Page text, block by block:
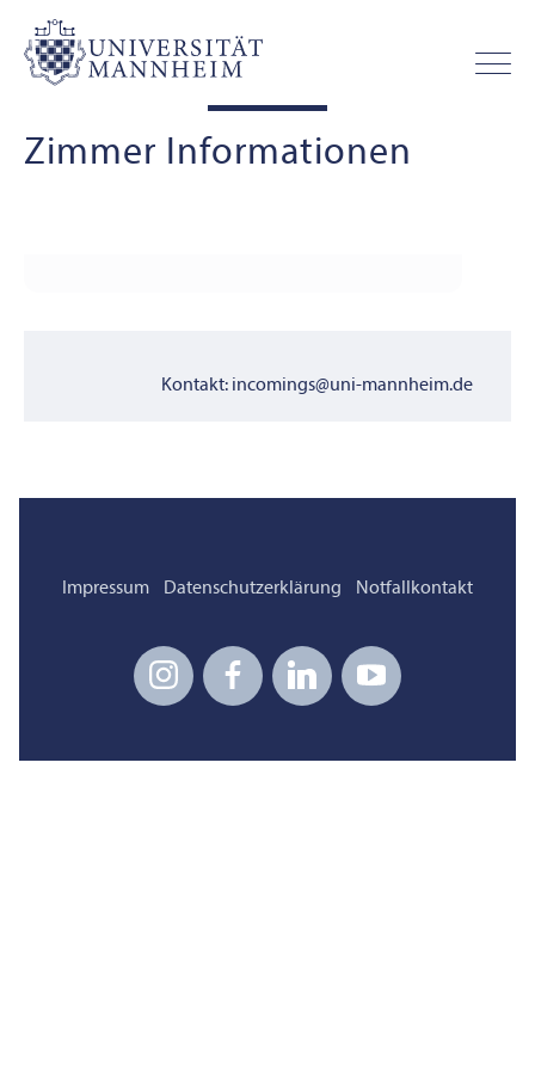
Zimmer Informationen
Kontakt: incomings@uni-mannheim.de
Impressum Datenschutzerklärung Notfallkontakt